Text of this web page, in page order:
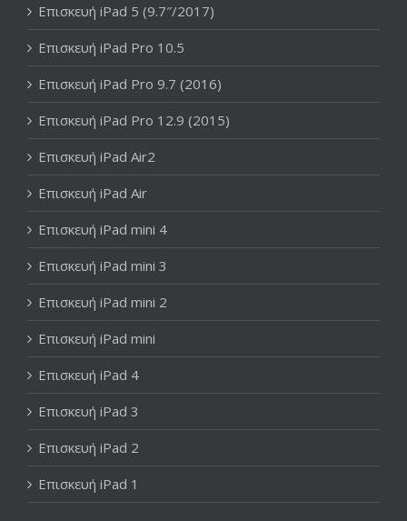
Επισκευή iPad 5 (9.7″/2017)
Επισκευή iPad Pro 10.5
Επισκευή iPad Pro 9.7 (2016)
Επισκευή iPad Pro 12.9 (2015)
Επισκευή iPad Air2
Επισκευή iPad Air
Επισκευή iPad mini 4
Επισκευή iPad mini 3
Επισκευή iPad mini 2
Επισκευή iPad mini
Επισκευή iPad 4
Επισκευή iPad 3
Επισκευή iPad 2
Επισκευή iPad 1